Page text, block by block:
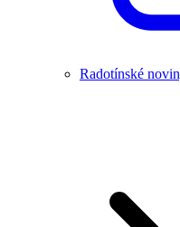
Radotínské